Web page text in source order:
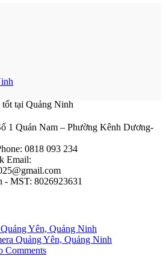
tại Quảng Ninh
1 Quán Nam – Phường Kênh Dương-
0818 093 234
Email:
MST: 8026923631
Quảng Yên, Quảng Ninh
Comments